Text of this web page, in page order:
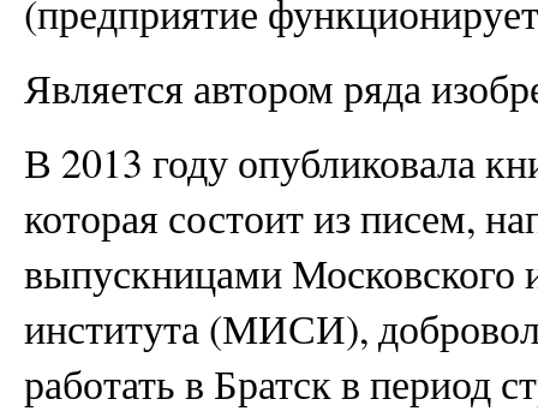
(предприятие
Является автором ряда
В 2013 году опубликовала
которая состоит из писем,
выпускницами Мо­сковского
института (МИСИ),
работать в Братск в период